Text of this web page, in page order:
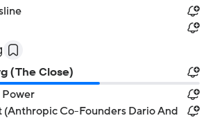
(The Close)
Power
(Anthropic Co-Founders Dario And